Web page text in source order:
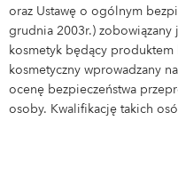
oraz Ustawę o ogólnym
grudnia 2003r.)
kosmetyk będący
kosmetyczny wprowadzany
ocenę bezpieczeństwa
osoby. Kwalifikację takich